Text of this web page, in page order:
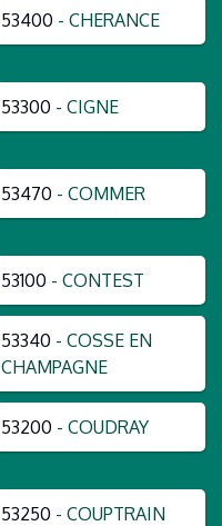
53400 - CHERANCE
53300 - CIGNE
53470 - COMMER
53100 - CONTEST
53340 - COSSE EN
CHAMPAGNE
53200 - COUDRAY
53250 - COUPTRAIN